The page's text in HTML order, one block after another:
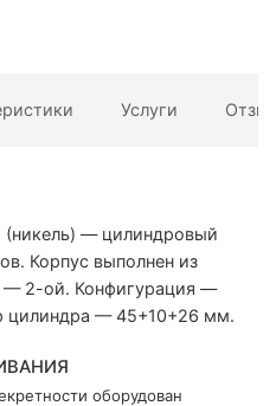
Услуги
(никель) — цилиндровый
Корпус выполнен из
— 2-ой. Конфигурация —
цилиндра — 45+10+26 мм.
оборудован